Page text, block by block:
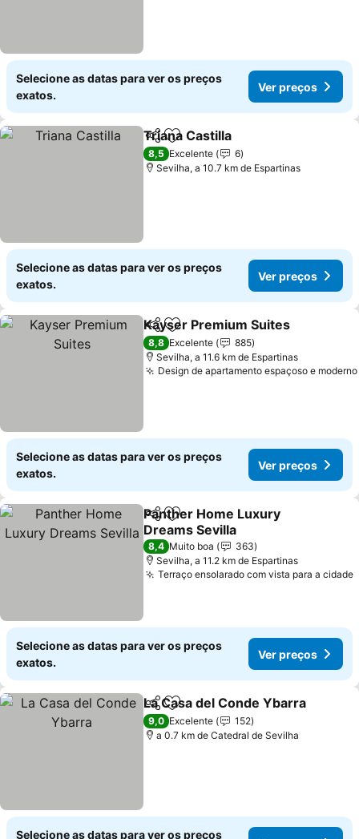
Selecione as datas para ver os preços
exatos.
Ver preços
PartilharAdicionar aos favoritos
Triana Castilla
8,5 Excelente
6
Sevilha, a 10.7 km de Espartinas
Selecione as datas para ver os preços
exatos.
Ver preços
PartilharAdicionar aos favoritos
Kayser Premium Suites
8,8 Excelente
885
Sevilha, a 11.6 km de Espartinas
Design de apartamento espaçoso e moderno
Selecione as datas para ver os preços
exatos.
Ver preços
PartilharAdicionar aos favoritos
Panther Home Luxury
Dreams Sevilla
Ver preços
8,4 Muito boa
363
Sevilha, a 11.2 km de Espartinas
Terraço ensolarado com vista para a cidade
Selecione as datas para ver os preços
exatos.
Ver preços
PartilharAdicionar aos favoritos
La Casa del Conde Ybarra
9,0 Excelente
152
a 0.7 km de Catedral de Sevilha
Selecione as datas para ver os preços